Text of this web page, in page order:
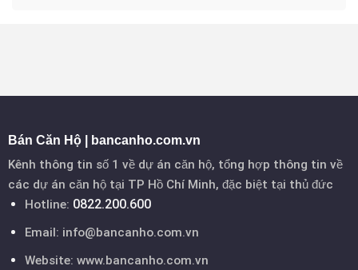
Bán Căn Hộ | bancanho.com.vn
Kênh thông tin số 1 về dự án căn hộ, tổng hợp thông tin về
các dự án căn hộ tại TP Hồ Chí Minh, đặc biệt tại thủ đức
Hotline: 0822.200.600
Email: info@bancanho.com.vn
Website: www.bancanho.com.vn